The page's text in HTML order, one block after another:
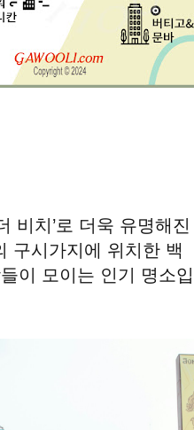
비치’로 더욱 유명해진
구시가지에 위치한 백
이 모이는 인기 명소입